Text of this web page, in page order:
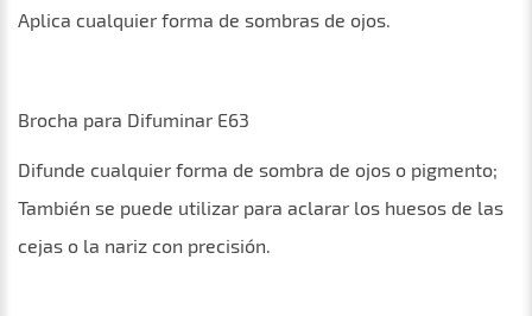
Aplica cualquier forma de sombras de ojos.
Brocha para Difuminar E63
Difunde cualquier forma de sombra de ojos o pigmento;
También se puede utilizar para aclarar los huesos de las
cejas o la nariz con precisión.